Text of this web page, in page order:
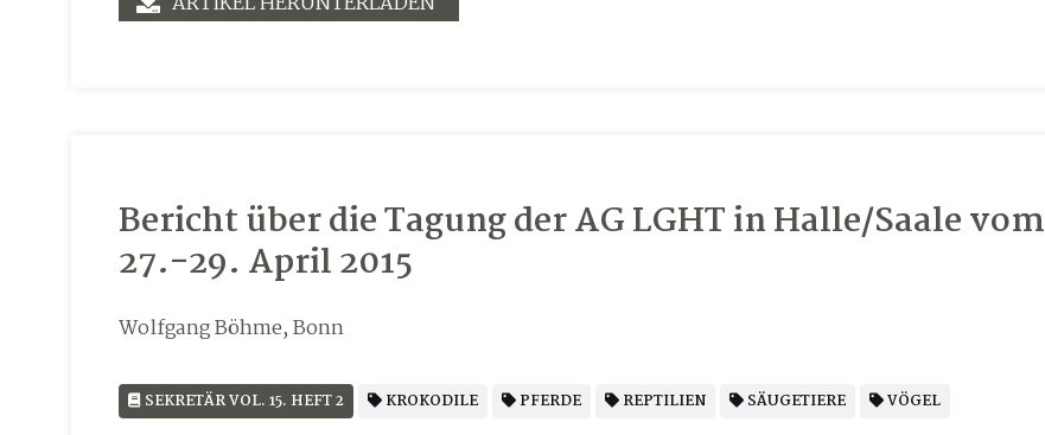
Bericht über die Tagung der AG LGHT in Halle/Saale vom
27.-29. April 2015
Wolfgang Böhme, Bonn
SEKRETÄR VOL. 15. HEFT 2 KROKODILE PFERDE REPTILIEN SÄUGETIERE VÖGEL